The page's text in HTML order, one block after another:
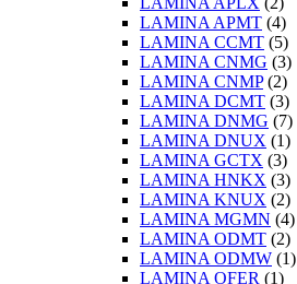
LAMINA APMT (4)
LAMINA CCMT (5)
LAMINA CNMG (3)
LAMINA CNMP(2)
LAMINA DCMT (3)
LAMINA DNMG (7)
LAMINA DNUX (1)
LAMINA GCTX (3)
LAMINA HNKX (3)
LAMINA KNUX (2)
LAMINA MGMN (4)
LAMINA ODMT (2)
LAMINA ODMW (1)
LAMINA OFER (1)